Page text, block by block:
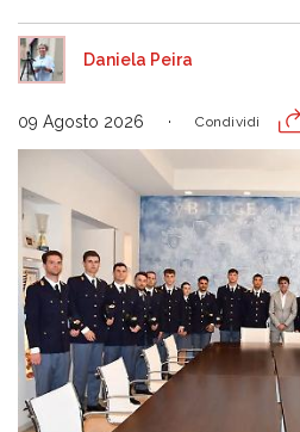
Daniela Peira
09 Agosto 2026 Condividi